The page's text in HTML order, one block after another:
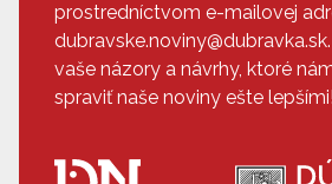
prostredníctvom e-mailovej
vaše názory a návrhy, ktoré
spraviť naše noviny ešte lepšími!